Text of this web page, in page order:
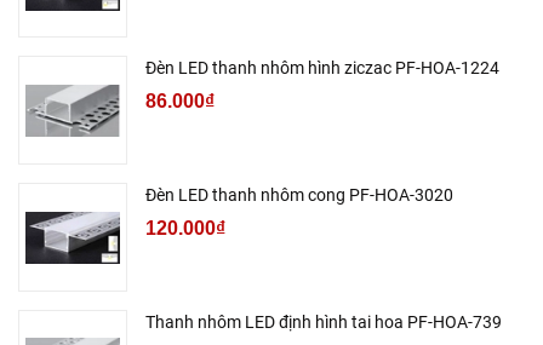
Đèn LED thanh nhôm hình ziczac PF-HOA-1224
86.000₫
Đèn LED thanh nhôm cong PF-HOA-3020
120.000₫
Thanh nhôm LED định hình tai hoa PF-HOA-739